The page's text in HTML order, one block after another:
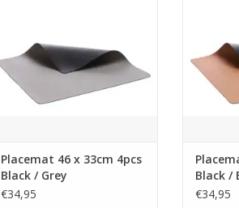
Type de produit : Set de table
Poids brut : 0,92 kg
Placemat 46 x 33cm 4pcs
Black / Grey
€34,95
Type
Black /
€34,95